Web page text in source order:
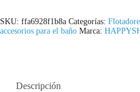
SKU: ffa6928f1b8a Categorías:
accesorios para el baño Marca:
Descripción